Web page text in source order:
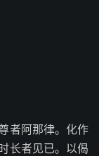
者阿那律。化作
长者见已。以偈